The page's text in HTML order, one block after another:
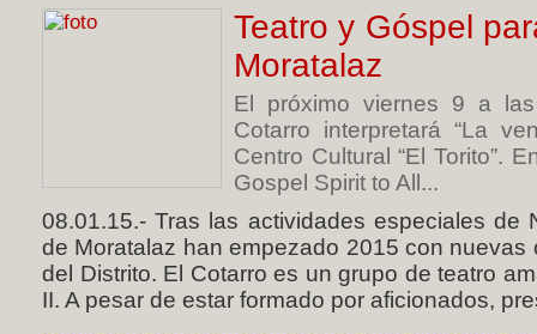
Teatro y Góspel
Moratalaz
El próximo viernes 9 a
Cotarro interpretará “La
Centro Cultural “El Torito”.
Gospel Spirit to All...
08.01.15.- Tras las actividades especiales de
de Moratalaz han empezado 2015 con
del Distrito. El Cotarro es un grupo de teatro
II. A pesar de estar formado por aficionados,